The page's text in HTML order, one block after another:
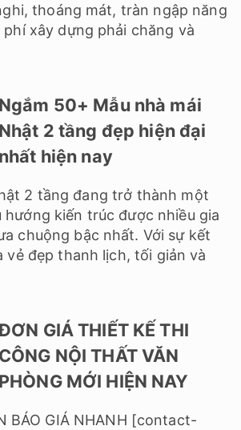
thoáng mát, tràn ngập năng
xây dựng phải chăng và
Ngắm 50+ Mẫu nhà mái
Nhật 2 tầng đẹp hiện đại
nhất hiện nay
2 tầng đang trở thành một
kiến trúc được nhiều gia
chuộng bậc nhất. Với sự kết
vẻ đẹp thanh lịch, tối giản và
GIÁ THIẾT KẾ THI
CÔNG NỘI THẤT VĂN
PHÒNG MỚI HIỆN NAY
BÁO GIÁ NHANH [contact-